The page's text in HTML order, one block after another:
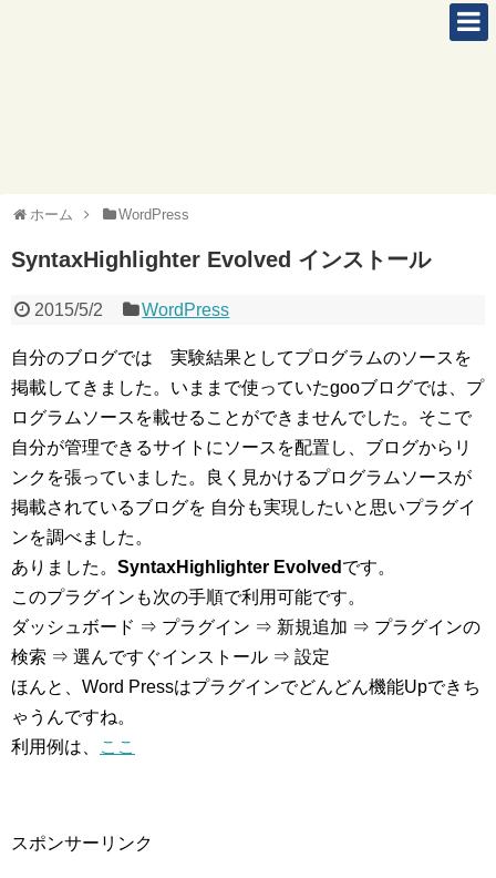
ホーム WordPress
SyntaxHighlighter Evolved インストール
2015/5/2 WordPress
自分のブログでは 実験結果としてプログラムのソースを
掲載してきました。いままで使っていたgooブログでは、プ
ログラムソースを載せることができませんでした。そこで
自分が管理できるサイトにソースを配置し、ブログからリ
ンクを張っていました。良く見かけるプログラムソースが
掲載されているブログを 自分も実現したいと思いプラグイ
ンを調べました。
ありました。 SyntaxHighlighter Evolved です。
このプラグインも次の手順で利用可能です。
ダッシュボード ⇒ プラグイン ⇒ 新規追加 ⇒ プラグインの
検索 ⇒ 選んですぐインストール ⇒ 設定
ほんと、Word Pressはプラグインでどんどん機能Upできち
ゃうんですね。
利用例は、
ここ
スポンサーリンク